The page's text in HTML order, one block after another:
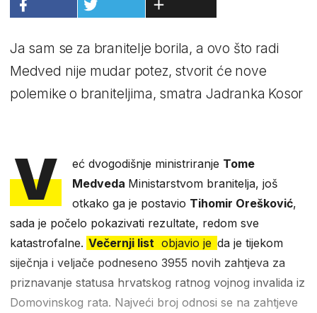
Ja sam se za branitelje borila, a ovo što radi
Medved nije mudar potez, stvorit će nove
polemike o braniteljima, smatra Jadranka Kosor
V eć dvogodišnje ministriranje Tome
Medveda Ministarstvom branitelja, još
otkako ga je postavio Tihomir Orešković,
sada je počelo pokazivati rezultate, redom sve
katastrofalne. Večernji list objavio je da je tijekom
siječnja i veljače podneseno 3955 novih zahtjeva za
priznavanje statusa hrvatskog ratnog vojnog invalida iz
Domovinskog rata. Najveći broj odnosi se na zahtjeve